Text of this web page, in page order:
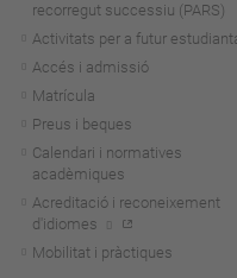
recorregut successiu (PARS)
Activitats per a futur
Accés i admissió
Matrícula
Preus i beques
Calendari i normatives
acadèmiques
Acreditació i reconeixement
d'idiomes
Mobilitat i pràctiques